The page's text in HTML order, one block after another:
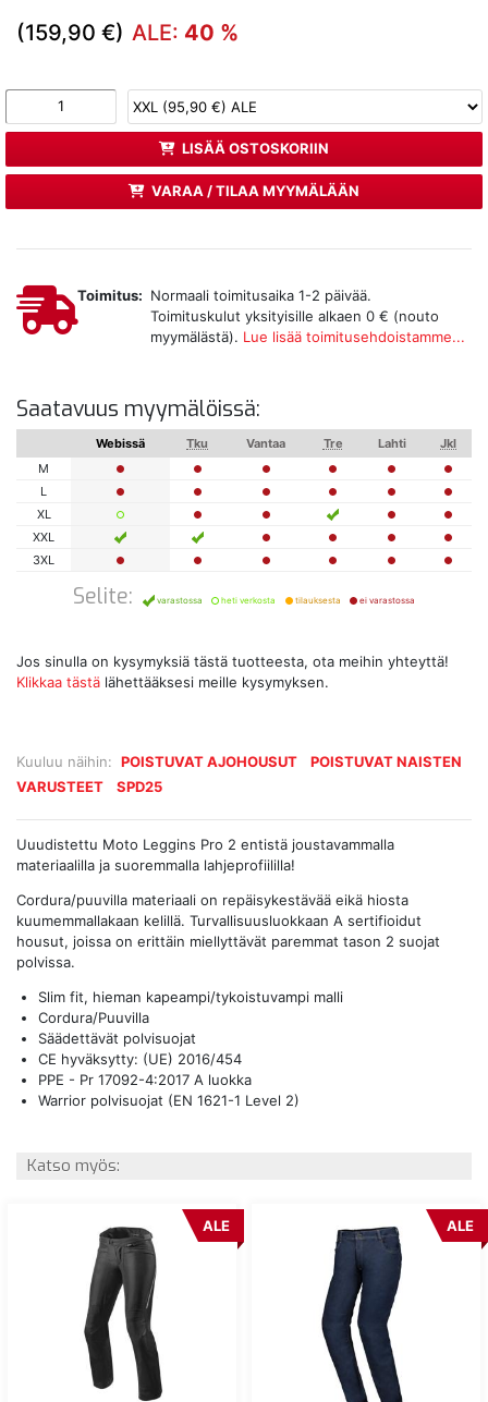
(159,90 €) ALE: 40 %
LISÄÄ OSTOSKORIIN
VARAA / TILAA MYYMÄLÄÄN
Kuuluu näihin: POISTUVAT AJOHOUSUT
POISTUVAT NAISTEN
VARUSTEET
SPD25
Toimitus: Normaali toimitusaika 1-2 päivää.
Toimituskulut yksityisille alkaen 0 € (nouto
myymälästä). Lue lisää toimitusehdoistamme...
Saatavuus myymälöissä:
Webissä Tku Vantaa Tre Lahti
Jkl
M
L
XL
XXL
3XL
Selite: varastossa heti verkosta tilauksesta ei varastossa
Jos sinulla on kysymyksiä tästä tuotteesta, ota meihin yhteyttä!
Klikkaa tästä lähettääksesi meille kysymyksen.
Uuudistettu Moto Leggins Pro 2 entistä joustavammalla
materiaalilla ja suoremmalla lahjeprofiililla!
Cordura/puuvilla materiaali on repäisykestävää eikä hiosta
kuumemmallakaan kelillä. Turvallisuusluokkaan A sertifioidut
housut, joissa on erittäin miellyttävät paremmat tason 2 suojat
polvissa.
Slim fit, hieman kapeampi/tykoistuvampi malli
Cordura/Puuvilla
Säädettävät polvisuojat
CE hyväksytty: (UE) 2016/454
PPE - Pr 17092-4:2017 A luokka
Warrior polvisuojat (EN 1621-1 Level 2)
Katso myös:
ALE ALE